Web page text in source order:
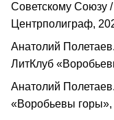
Советскому Союзу
Центрполиграф,
Анатолий
ЛитКлуб
Анатолий
«Воробьевы горы»,